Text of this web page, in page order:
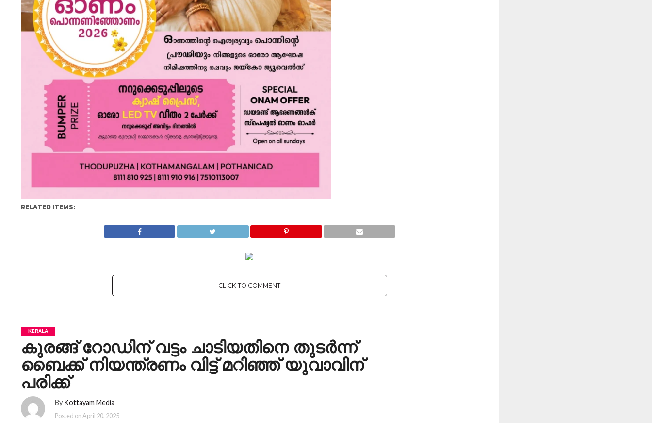
RELATED ITEMS:
CLICK TO COMMENT
KERALA
കുരങ്ങ് റോഡിന് വട്ടം ചാടിയതിനെ തുടർന്ന്
ബൈക്ക് നിയന്ത്രണം വിട്ട് മറിഞ്ഞ് യുവാവിന്
പരിക്ക്
By Kottayam Media
Posted onApril 20, 2025